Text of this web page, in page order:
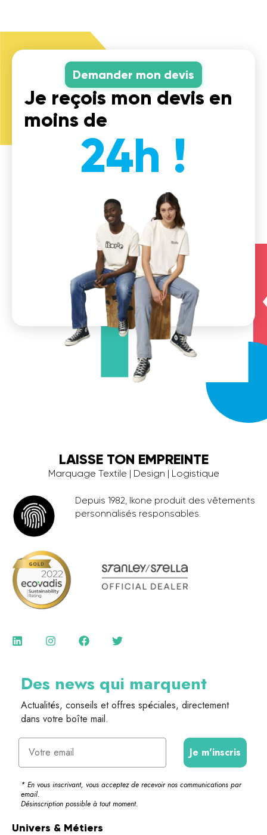
Demander mon devis
24h !
Je reçois mon devis en
moins de
LAISSE TON EMPREINTE
Marquage Textile | Design | Logistique
Depuis 1982, Ikone produit des vêtements
personnalisés responsables.
Des news qui marquent
Actualités, conseils et offres spéciales, directement
dans votre boîte mail.
Email
Je m'inscris
* En vous inscrivant, vous acceptez de recevoir nos communications par
email.
Désinscription possible à tout moment.
Univers & Métiers